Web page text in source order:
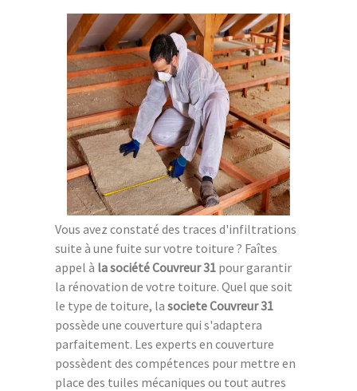
Vous avez constaté des traces d'infiltrations
suite à une fuite sur votre toiture ? Faîtes
appel à la société Couvreur 31 pour garantir
la rénovation de votre toiture. Quel que soit
le type de toiture, la societe Couvreur 31
possède une couverture qui s'adaptera
parfaitement. Les experts en couverture
possèdent des compétences pour mettre en
place des tuiles mécaniques ou tout autres